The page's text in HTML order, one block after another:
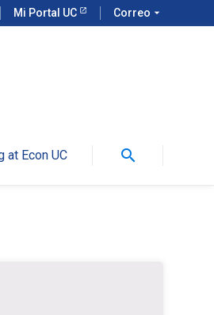
Mi Portal UC Correo arrow_drop_down
at Econ UC search